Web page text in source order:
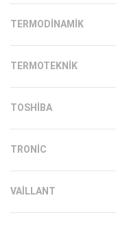
TERMODINAMIK
TERMOTEKNIK
TOSHIBA
TRONIC
VAILLANT